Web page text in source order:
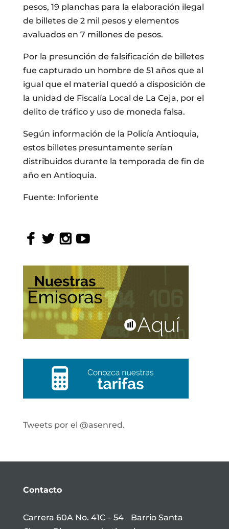
pesos, 19 planchas para la elaboración ilegal
de billetes de 2 mil pesos y elementos
avaluados en 7 millones de pesos.
Por la presunción de falsificación de billetes
fue capturado un hombre de 51 años que al
igual que el material quedó a disposición de
la unidad de Fiscalía Local de La Ceja, por el
delito de tráfico y uso de moneda falsa.
Según información de la Policía Antioquia,
estos billetes presuntamente serían
distribuidos durante la temporada de fin de
año en Antioquia.
Fuente: Inforiente
Tweets por el @asenred.
Contacto
Carrera 60A No. 41C – 54 Barrio Santa